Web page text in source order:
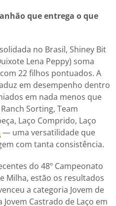
que entrega o que
no Brasil, Shiney Bit
Lena Peppy) soma
22 filhos pontuados. A
em desempenho dentro
em nada menos que
Sorting, Team
Laço Comprido, Laço
— uma versatilidade que
com tanta consistência.
do 48º Campeonato
Milha, estão os resultados
a categoria Jovem de
Castrado de Laço em